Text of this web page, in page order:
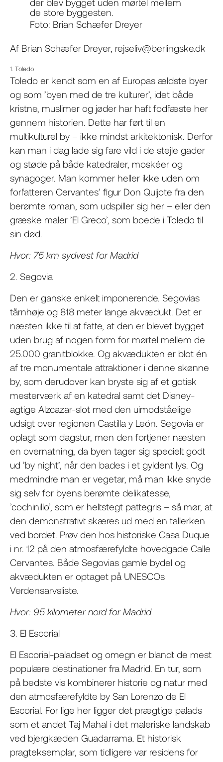
der blev bygget uden mørtel mellem
de store byggesten.
Foto: Brian Schæfer Dreyer
Af Brian Schæfer Dreyer, rejseliv@berlingske.dk
1. Toledo
Toledo er kendt som en af Europas ældste byer
og som ’byen med de tre kulturer’, idet både
kristne, muslimer og jøder har haft fodfæste her
gennem historien. Dette har ført til en
multikulturel by – ikke mindst arkitektonisk. Derfor
kan man i dag lade sig fare vild i de stejle gader
og støde på både katedraler, moskéer og
synagoger. Man kommer heller ikke uden om
forfatteren Cervantes’ figur Don Quijote fra den
berømte roman, som udspiller sig her – eller den
græske maler ’El Greco’, som boede i Toledo til
sin død.
Hvor: 75 km sydvest for Madrid
2. Segovia
Den er ganske enkelt imponerende. Segovias
tårnhøje og 818 meter lange akvædukt. Det er
næsten ikke til at fatte, at den er blevet bygget
uden brug af nogen form for mørtel mellem de
25.000 granitblokke. Og akvædukten er blot én
af tre monumentale attraktioner i denne skønne
by, som derudover kan bryste sig af et gotisk
mesterværk af en katedral samt det Disney-
agtige Alzcazar-slot med den uimodståelige
udsigt over regionen Castilla y León. Segovia er
oplagt som dagstur, men den fortjener næsten
en overnatning, da byen tager sig specielt godt
ud ’by night’, når den bades i et gyldent lys. Og
medmindre man er vegetar, må man ikke snyde
sig selv for byens berømte delikatesse,
’cochinillo’, som er heltstegt pattegris – så mør, at
den demonstrativt skæres ud med en tallerken
ved bordet. Prøv den hos historiske Casa Duque
i nr. 12 på den atmosfærefyldte hovedgade Calle
Cervantes. Både Segovias gamle bydel og
akvædukten er optaget på UNESCOs
Verdensarvsliste.
Hvor: 95 kilometer nord for Madrid
3. El Escorial
El Escorial-paladset og omegn er blandt de mest
populære destinationer fra Madrid. En tur, som
på bedste vis kombinerer historie og natur med
den atmosfærefyldte by San Lorenzo de El
Escorial. For lige her ligger det prægtige palads
som et andet Taj Mahal i det maleriske landskab
ved bjergkæden Guadarrama. Et historisk
pragteksemplar, som tidligere var residens for